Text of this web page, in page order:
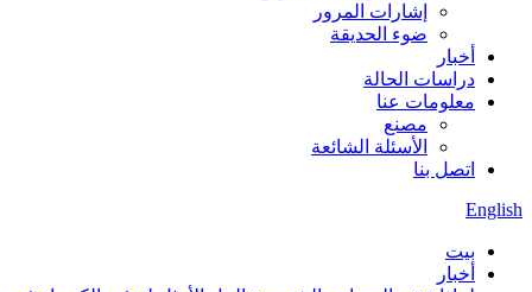
إشارات المرور
ضوء الحديقة
أخبار
دراسات الحالة
معلومات عنا
مصنع
الأسئلة الشائعة
اتصل بنا
English
بيت
أخبار